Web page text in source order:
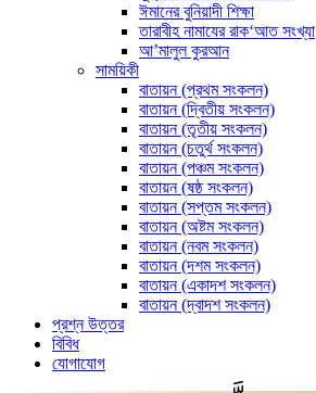
ঈমানের বুনিয়াদী শিক্ষা
তারাবীহ নামাযের রাক‘আত সংখ্যা
আ’মালুল কুরআন
সাময়িকী
বাতায়ন (প্রথম সংকলন)
বাতায়ন (দ্বিতীয় সংকলন)
বাতায়ন (তৃতীয় সংকলন)
বাতায়ন (চতুর্থ সংকলন)
বাতায়ন (পঞ্চম সংকলন)
বাতায়ন (ষষ্ঠ সংকলন)
বাতায়ন (সপ্তম সংকলন)
বাতায়ন (অষ্টম সংকলন)
বাতায়ন (নবম সংকলন)
বাতায়ন (দশম সংকলন)
বাতায়ন (একাদশ সংকলন)
বাতায়ন (দ্বাদশ সংকলন)
প্রশ্ন উত্তর
বিবিধ
যোগাযোগ